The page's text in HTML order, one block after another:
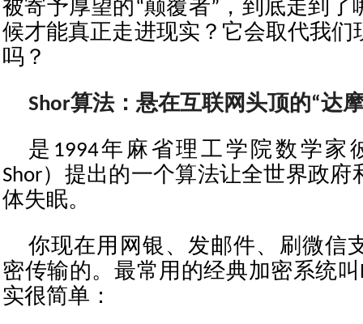
被寄予厚望的“颠覆者”，到底走到了
候才能真正走进现实？它会取代我们
吗？
Shor算法：悬在互联网头顶的“达
是1994年麻省理工学院数学家
Shor）提出的一个算法让全世界政府
体失眠。
你现在用网银、发邮件、刷微信
密传输的。最常用的经典加密系统叫
实很简单：